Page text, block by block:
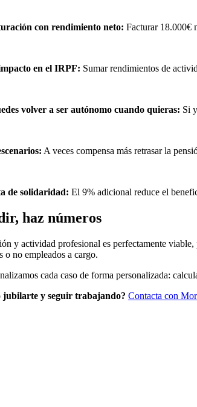
con rendimiento neto: Facturar 18.000€
en el IRPF: Sumar rendimientos de
volver a ser autónomo cuando quieras: Si
A veces compensa más retrasar la
de solidaridad: El 9% adicional reduce el
haz números
y actividad profesional es perfectamente
o no empleados a cargo.
cada caso de forma personalizada:
jubilarte y seguir trabajando? Contacta con